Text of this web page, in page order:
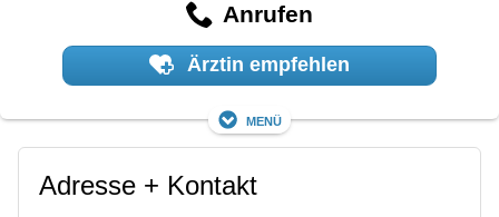
Anrufen
Ärztin empfehlen
Menü
Adresse + Kontakt